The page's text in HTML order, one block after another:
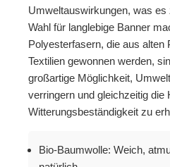
Umweltauswirkungen, was
Wahl für langlebige Banner
Polyesterfasern, die aus alten
Textilien gewonnen werden,
großartige Möglichkeit,
verringern und gleichzeitig die
Witterungsbeständigkeit zu
Bio-Baumwolle: Weich,